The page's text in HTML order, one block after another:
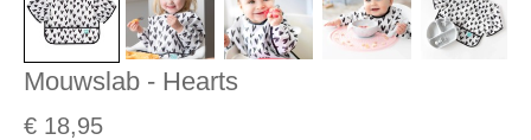
Mouwslab - Hearts
€ 18,95